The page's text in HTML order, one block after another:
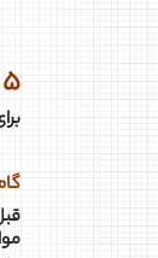
۵